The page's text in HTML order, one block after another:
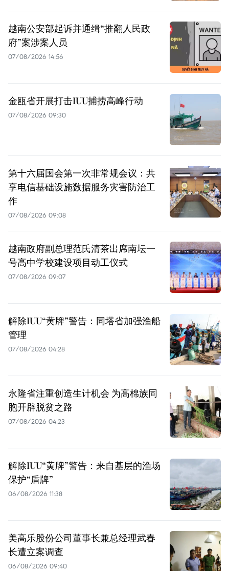
越南公安部起诉并通缉“推翻人民政
府”案涉案人员
07/08/2026 14:56
金瓯省开展打击IUU捕捞高峰行动
07/08/2026 09:30
第十六届国会第一次非常规会议：共
享电信基础设施数据服务灾害防治工
作
07/08/2026 09:08
越南政府副总理范氏清茶出席南坛一
号高中学校建设项目动工仪式
07/08/2026 09:07
解除IUU“黄牌”警告：同塔省加强渔船
管理
07/08/2026 04:28
永隆省注重创造生计机会 为高棉族同
胞开辟脱贫之路
07/08/2026 04:23
解除IUU“黄牌”警告：来自基层的渔场
保护“盾牌”
06/08/2026 11:38
美高乐股份公司董事长兼总经理武春
长遭立案调查
06/08/2026 09:40